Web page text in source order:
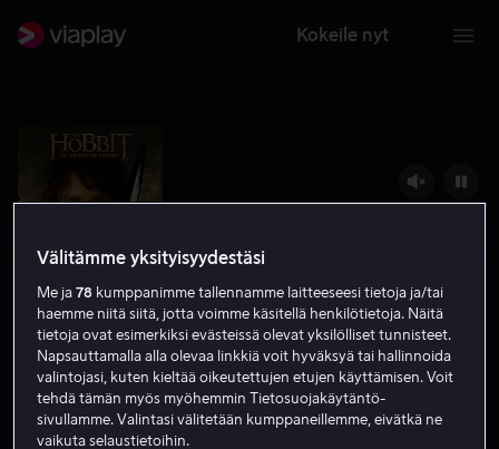
Kokeile nyt
Hobitti: Odottamaton Matka
7.8 Seikkailu
Välitämme yksityisyydestäsi
Me ja78 kumppanimme tallennamme laitteeseesi tietoja ja/tai
haemme niitä siitä, jotta voimme käsitellä henkilötietoja. Näitä
tietoja ovat esimerkiksi evästeissä olevat yksilölliset tunnisteet.
Napsauttamalla alla olevaa linkkiä voit hyväksyä tai hallinnoida
valintojasi, kuten kieltää oikeutettujen etujen käyttämisen. Voit
tehdä tämän myös myöhemmin Tietosuojakäytäntö-
sivullamme. Valintasi välitetään kumppaneillemme, eivätkä ne
vaikuta selaustietoihin.